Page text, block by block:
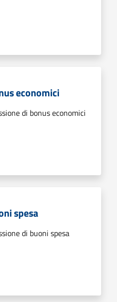
economici
di bonus economici
spesa
di buoni spesa